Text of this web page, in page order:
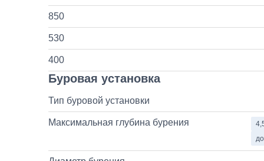
850
530
400
Буровая установка
Тип буровой установки
Максимальная глубина бурения